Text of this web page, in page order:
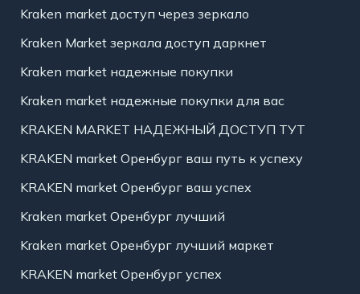
Kraken market доступ через зеркало
Kraken Market зеркала доступ даркнет
Kraken market надежные покупки
Kraken market надежные покупки для вас
KRAKEN MARKET НАДЕЖНЫЙ ДОСТУП ТУТ
KRAKEN market Оренбург ваш путь к успеху
KRAKEN market Оренбург ваш успех
Kraken market Оренбург лучший
Kraken market Оренбург лучший маркет
KRAKEN market Оренбург успех